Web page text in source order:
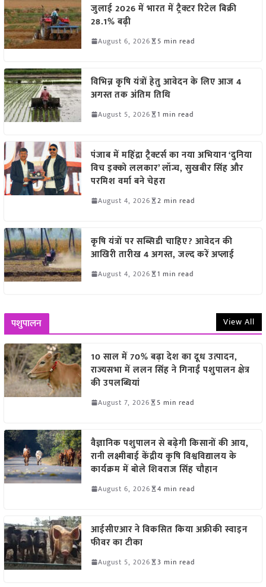
जुलाई 2026 में भारत में ट्रैक्टर रिटेल बिक्री
28.1% बढ़ी
August 6, 2026 5 min read
विभिन्न कृषि यंत्रों हेतु आवेदन के लिए आज 4
अगस्त तक अंतिम तिथि
August 5, 2026 1 min read
पंजाब में महिंद्रा ट्रैक्टर्स का नया अभियान ‘दुनिया
विच इक्को ललकार’ लॉन्च, सुखबीर सिंह और
परमिश वर्मा बने चेहरा
August 4, 2026 2 min read
कृषि यंत्रों पर सब्सिडी चाहिए? आवेदन की
आखिरी तारीख 4 अगस्त, जल्द करें अप्लाई
August 4, 2026 1 min read
पशुपालन View All
10 साल में 70% बढ़ा देश का दूध उत्पादन,
राज्यसभा में ललन सिंह ने गिनाईं पशुपालन क्षेत्र
की उपलब्धियां
August 7, 2026 5 min read
वैज्ञानिक पशुपालन से बढ़ेगी किसानों की आय,
रानी लक्ष्मीबाई केंद्रीय कृषि विश्वविद्यालय के
कार्यक्रम में बोले शिवराज सिंह चौहान
August 6, 2026 4 min read
आईसीएआर ने विकसित किया अफ्रीकी स्वाइन
फीवर का टीका
August 5, 2026 3 min read